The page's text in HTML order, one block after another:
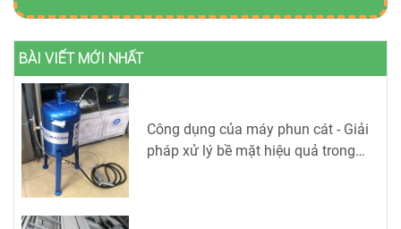
BÀI VIẾT MỚI NHẤT
Công dụng của máy phun cát - Giải
pháp xử lý bề mặt hiệu quả trong